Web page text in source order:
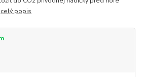
celý popis